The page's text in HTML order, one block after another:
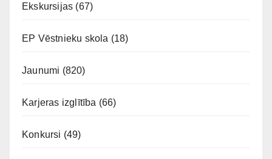
Ekskursijas (67)
EP Vēstnieku skola (18)
Jaunumi (820)
Karjeras izglītība (66)
Konkursi (49)